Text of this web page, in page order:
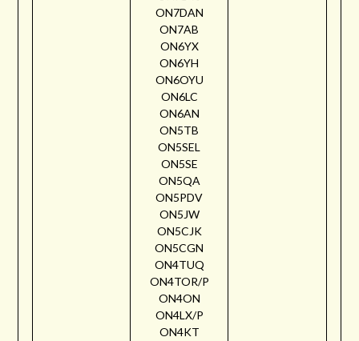
ON7DAN
ON7AB
ON6YX
ON6YH
ON6OYU
ON6LC
ON6AN
ON5TB
ON5SEL
ON5SE
ON5QA
ON5PDV
ON5JW
ON5CJK
ON5CGN
ON4TUQ
ON4TOR/P
ON4ON
ON4LX/P
ON4KT